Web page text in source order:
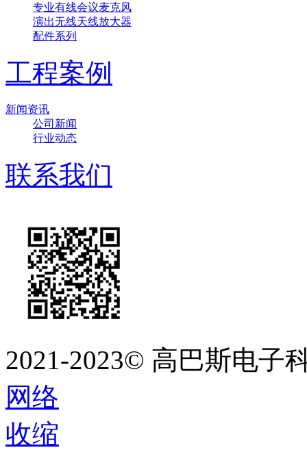
专业有线会议麦克风
演出无线天线放大器
配件系列
工程案例
新闻资讯
公司新闻
行业动态
联系我们
2021-2023© 高巴斯电子
网络
收缩